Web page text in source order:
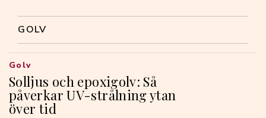
GOLV
Solljus och epoxigolv: Så
påverkar UV-strålning ytan
över tid
Golv